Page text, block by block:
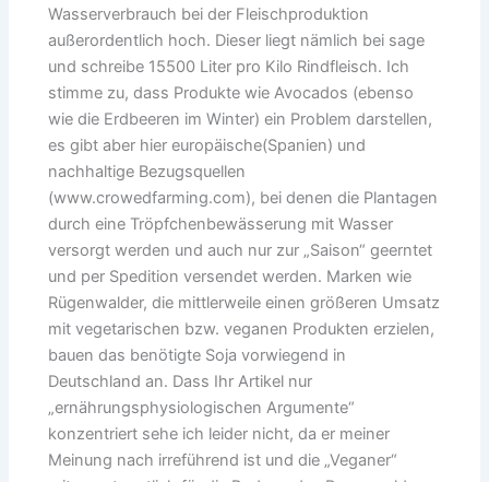
Wasserverbrauch bei der Fleischproduktion
außerordentlich hoch. Dieser liegt nämlich bei sage
und schreibe 15500 Liter pro Kilo Rindfleisch. Ich
stimme zu, dass Produkte wie Avocados (ebenso
wie die Erdbeeren im Winter) ein Problem darstellen,
es gibt aber hier europäische(Spanien) und
nachhaltige Bezugsquellen
(www.crowedfarming.com), bei denen die Plantagen
durch eine Tröpfchenbewässerung mit Wasser
versorgt werden und auch nur zur „Saison“ geerntet
und per Spedition versendet werden. Marken wie
Rügenwalder, die mittlerweile einen größeren Umsatz
mit vegetarischen bzw. veganen Produkten erzielen,
bauen das benötigte Soja vorwiegend in
Deutschland an. Dass Ihr Artikel nur
„ernährungsphysiologischen Argumente“
konzentriert sehe ich leider nicht, da er meiner
Meinung nach irreführend ist und die „Veganer“